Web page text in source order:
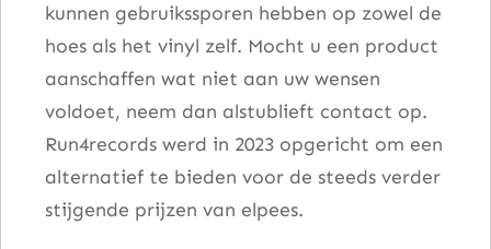
kunnen gebruikssporen hebben op zowel de
hoes als het vinyl zelf. Mocht u een product
aanschaffen wat niet aan uw wensen
voldoet, neem dan alstublieft contact op.
Run4records werd in 2023 opgericht om een
alternatief te bieden voor de steeds verder
stijgende prijzen van elpees.